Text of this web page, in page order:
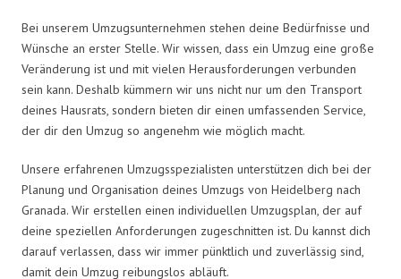
Bei unserem Umzugsunternehmen stehen deine Bedürfnisse und
Wünsche an erster Stelle. Wir wissen, dass ein Umzug eine große
Veränderung ist und mit vielen Herausforderungen verbunden
sein kann. Deshalb kümmern wir uns nicht nur um den Transport
deines Hausrats, sondern bieten dir einen umfassenden Service,
der dir den Umzug so angenehm wie möglich macht.
Unsere erfahrenen Umzugsspezialisten unterstützen dich bei der
Planung und Organisation deines Umzugs von Heidelberg nach
Granada. Wir erstellen einen individuellen Umzugsplan, der auf
deine speziellen Anforderungen zugeschnitten ist. Du kannst dich
darauf verlassen, dass wir immer pünktlich und zuverlässig sind,
damit dein Umzug reibungslos abläuft.